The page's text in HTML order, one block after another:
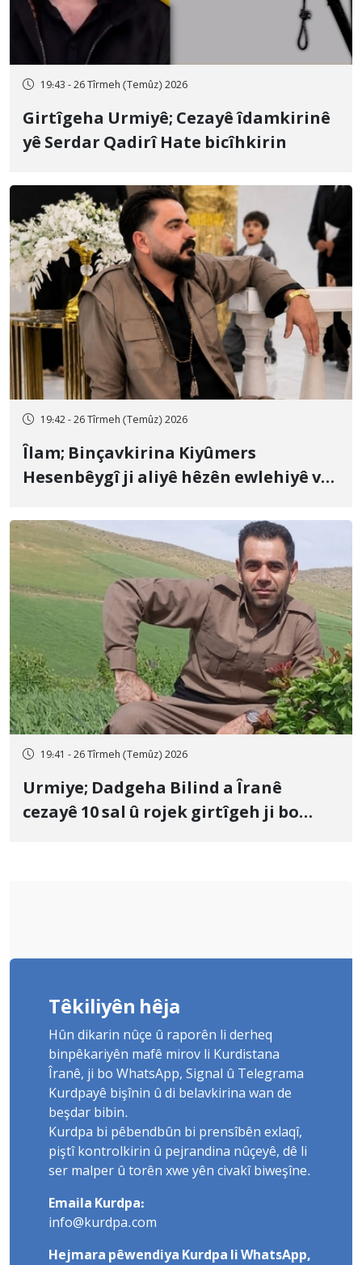
19:43 - 26 Tîrmeh (Temûz) 2026
Girtîgeha Urmiyê; Cezayê îdamkirinê
yê Serdar Qadirî Hate bicîhkirin
19:42 - 26 Tîrmeh (Temûz) 2026
Îlam; Binçavkirina Kiyûmers
Hesenbêygî ji aliyê hêzên ewlehiyê ve
19:41 - 26 Tîrmeh (Temûz) 2026
Urmiye; Dadgeha Bilind a Îranê
cezayê 10 sal û rojek girtîgeh ji bo
Têkiliyên hêja
Hûn dikarin nûçe û raporên li derheq
binpêkariyên mafê mirov li Kurdistana
Îranê, ji bo WhatsApp, Signal û Telegrama
Kurdpayê bişînin û di belavkirina wan de
beşdar bibin.
Kurdpa bi pêbendbûn bi prensîbên exlaqî,
piştî kontrolkirin û pejrandina nûçeyê, dê li
ser malper û torên xwe yên civakî biweşîne.
Emaila Kurdpa:
info@kurdpa.com
Hejmara pêwendiya Kurdpa li WhatsApp,